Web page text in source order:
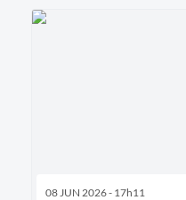
08 JUN 2026 - 17h11